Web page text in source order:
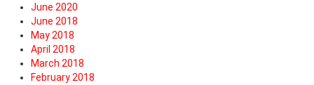
June 2020
June 2018
May 2018
April 2018
March 2018
February 2018